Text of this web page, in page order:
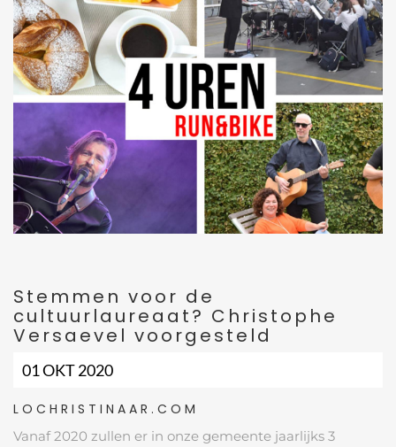
Stemmen voor de
cultuurlaureaat? Christophe
Versaevel voorgesteld
01 OKT 2020
LOCHRISTINAAR.COM
Vanaf 2020 zullen er in onze gemeente jaarlijks 3